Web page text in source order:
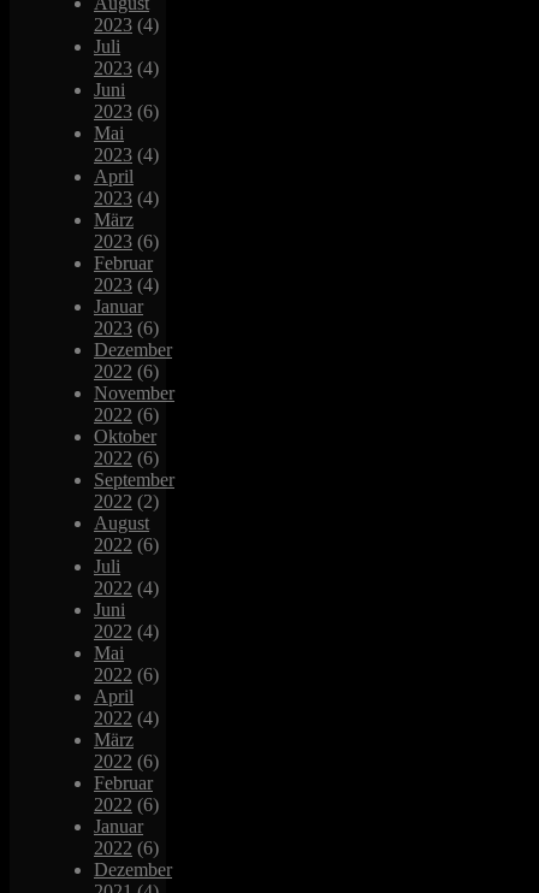
2023 (4)
Juli
2023 (4)
Juni
2023 (6)
Mai
2023 (4)
April
2023 (4)
März
2023 (6)
Februar
2023 (4)
Januar
2023 (6)
Dezember
2022 (6)
November
2022 (6)
Oktober
2022 (6)
September
2022 (2)
August
2022 (6)
Juli
2022 (4)
Juni
2022 (4)
Mai
2022 (6)
April
2022 (4)
März
2022 (6)
Februar
2022 (6)
Januar
2022 (6)
Dezember